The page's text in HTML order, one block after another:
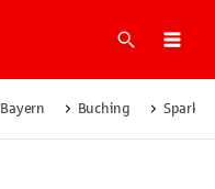
Suche
Bayern Buching